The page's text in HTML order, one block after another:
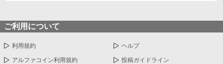
ご利用について
利用規約 ヘルプ
アルファコイン利用規約 投稿ガイドライン